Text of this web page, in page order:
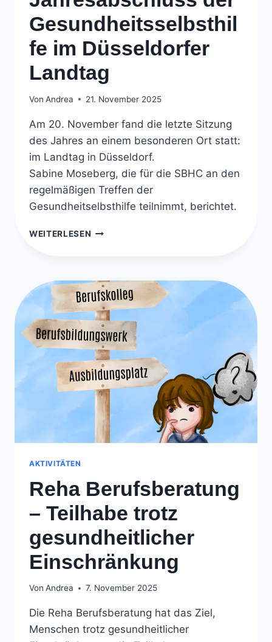
Gesundheitsselbsthil
fe im Düsseldorfer
Landtag
Von Andrea 21. November 2025
Am 20. November fand die letzte Sitzung
des Jahres an einem besonderen Ort statt:
im Landtag in Düsseldorf.
Sabine Moseberg, die für die SBHC an den
regelmäßigen Treffen der
Gesundheitselbsthilfe teilnimmt, berichtet.
WEITERLESEN JAHRESABSCHLUSS
DÜSSELDORFER
LANDTAG
AKTIVITÄTEN
Reha Berufsberatung
– Teilhabe trotz
gesundheitlicher
Einschränkung
Von Andrea 7. November 2025
Die Reha Berufsberatung hat das Ziel,
Menschen trotz gesundheitlicher